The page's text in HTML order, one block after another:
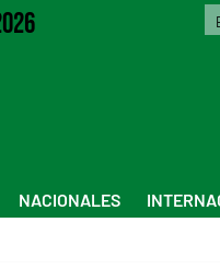
NACIONALES